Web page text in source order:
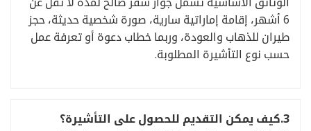
6 أشهر، إقامة إماراتية سارية، صورة شخصية حديثة، حجز
طيران للذهاب والعودة، وربما خطاب دعوة أو تعرفة عمل
حسب نوع التأشيرة المطلوبة.
3.كيف يمكن التقديم للحصول على التأشيرة؟